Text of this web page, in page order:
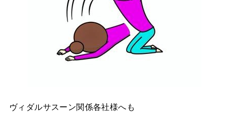
ヴィダルサスーン関係各社様へも